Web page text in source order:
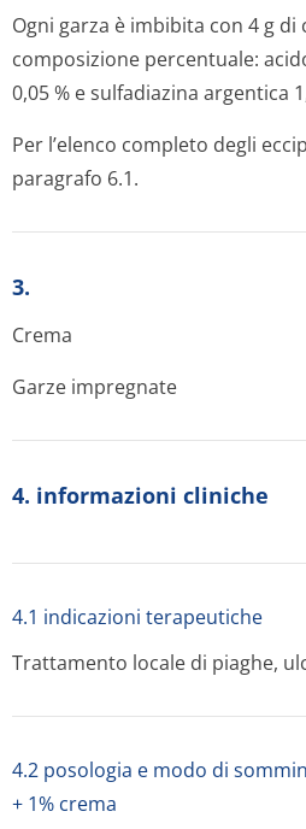
Ogni garza è imbibita con 4 g
composizione percentuale:
0,05 % e sulfadiazina argentica
Per l’elenco completo degli
paragrafo 6.1.
3.
Crema
Garze impregnate
4. informazioni cliniche
4.1 indicazioni terapeutiche
Trattamento locale di piaghe,
4.2 posologia e modo di
+ 1% crema